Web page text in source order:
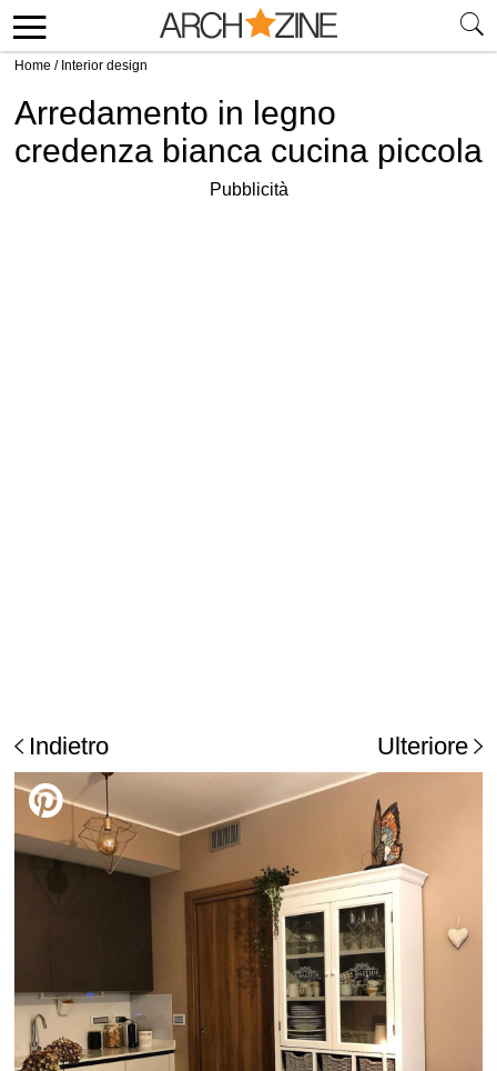
Home / Interior design
Arredamento in legno
credenza bianca cucina piccola
Pubblicità
Indietro Ulteriore